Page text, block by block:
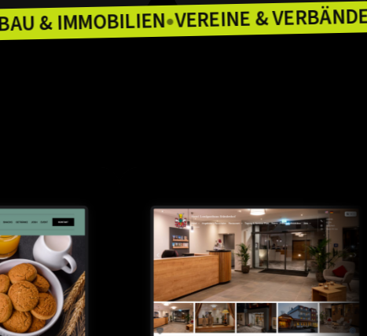
●BAU & IMMOBILIEN●VEREINE &